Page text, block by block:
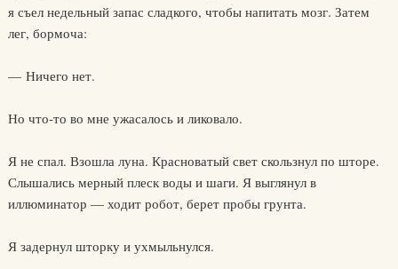
я съел недельный запас сладкого, чтобы напитать мозг. Затем
лег, бормоча:
— Ничего нет.
Но что-то во мне ужасалось и ликовало.
Я не спал. Взошла луна. Красноватый свет скользнул по шторе.
Слышались мерный плеск воды и шаги. Я выглянул в
иллюминатор — ходит робот, берет пробы грунта.
Я задернул шторку и ухмыльнулся.